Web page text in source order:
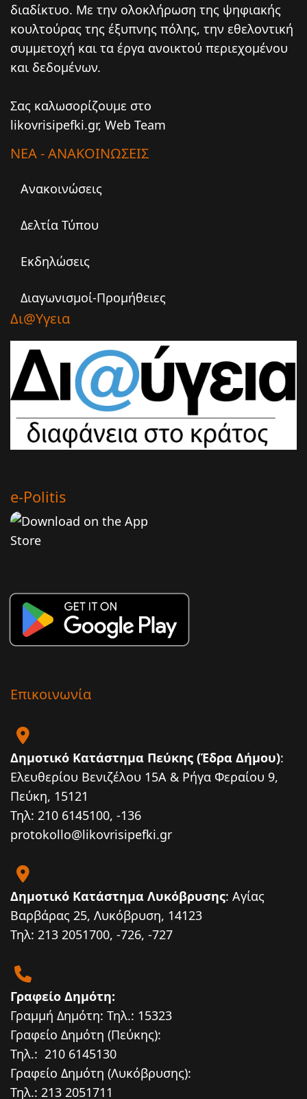
διαδίκτυο. Mε την ολοκλήρωση της ψηφιακής
κουλτούρας της έξυπνης πόλης, την εθελοντική
συμμετοχή και τα έργα ανοικτού περιεχομένου
και δεδομένων.
Σας καλωσορίζουμε στο
likovrisipefki.gr, Web Team
ΝΕΑ - ΑΝΑΚΟΙΝΩΣΕΙΣ
Ανακοινώσεις
Δελτία Τύπου
Εκδηλώσεις
Διαγωνισμοί-Προμήθειες
Δι@υγεια
e-Politis
Επικοινωνία
Δημοτικό Κατάστημα Πεύκης (Έδρα Δήμου):
Ελευθερίου Βενιζέλου 15Α & Ρήγα Φεραίου 9,
Πεύκη, 15121
Τηλ: 210 6145100, -136
protokollo@likovrisipefki.gr
Δημοτικό Κατάστημα Λυκόβρυσης: Αγίας
Βαρβάρας 25, Λυκόβρυση, 14123
Τηλ: 213 2051700, -726, -727
Γραφείο Δημότη:
Γραμμή Δημότη: Τηλ.: 15323
Γραφείο Δημότη (Πεύκης):
Τηλ.: 210 6145130
Γραφείο Δημότη (Λυκόβρυσης):
Τηλ.: 213 2051711